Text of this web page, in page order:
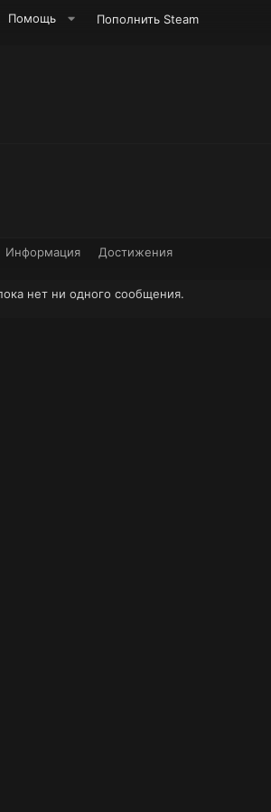
Помощь Пополнить Steam
Информация Достижения
нет ни одного сообщения.